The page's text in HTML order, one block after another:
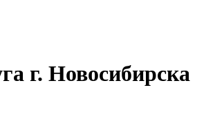
г. Новосибирска